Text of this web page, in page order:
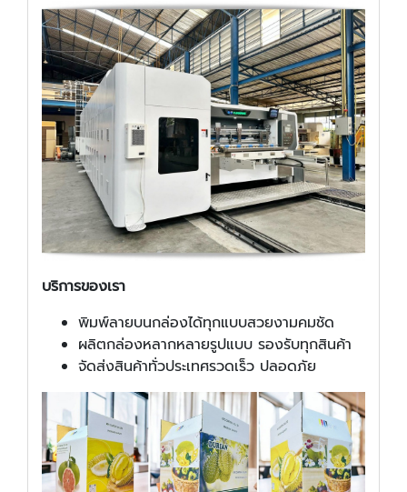
บริการของเรา
พิมพ์ลายบนกล่องได้ทุกแบบสวยงามคมชัด
ผลิตกล่องหลากหลายรูปแบบ รองรับทุกสินค้า
จัดส่งสินค้าทั่วประเทศรวดเร็ว ปลอดภัย